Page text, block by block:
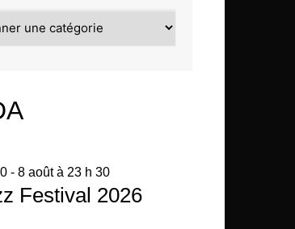
- 8 août à 23 h 30
Festival 2026